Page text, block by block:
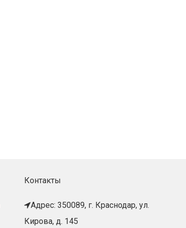
Контакты
Адрес: 350089, г. Краснодар, ул.
Кирова, д. 145​